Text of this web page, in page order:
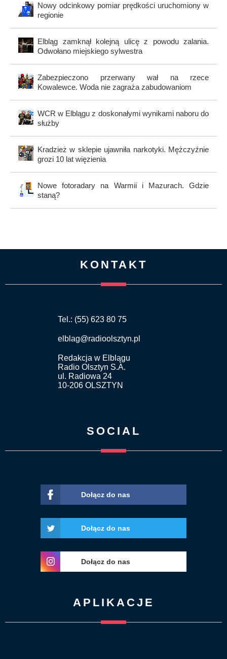
Nowy odcinkowy pomiar prędkości uruchomiony w
regionie
Elbląg zamknął kolejną ulicę z powodu zalania.
Odwołano miejskiego sylwestra
Zabezpieczono przerwany wał na rzece
Kowalewce. Woda nie zagraża zabudowaniom
WCR w Elblągu z doskonałymi wynikami naboru do
służby
Kradzież w sklepie ujawniła narkotyki. Mężczyźnie
grozi 10 lat więzienia
Nowe fotoradary na Warmii i Mazurach. Gdzie
staną?
KONTAKT
Tel.: (55) 623 80 75
elblag@radioolsztyn.pl
Redakcja w Elblągu
Radio Olsztyn S.A.
ul. Radiowa 24
10-206 OLSZTYN
SOCIAL
Dołącz do nas
Dołącz do nas
Dołącz do nas
APLIKACJE